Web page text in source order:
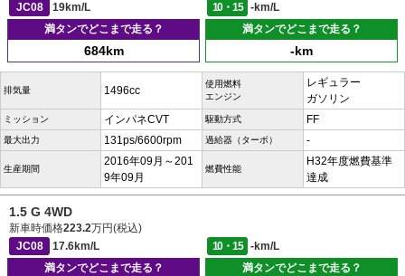
JC08
19km/L 10・15
-km/L
満タンでどこまで走る？
684km
満タンでどこまで走る？
-km
排気量 1496cc
使用燃料
エンジン
レギュラー
ガソリン
ミッション インパネCVT 駆動方式 FF
最大出力 131ps/6600rpm 過給器（ターボ） -
生産期間
2016年09月～201
9年09月
燃費性能
H32年度燃費基準
達成
1.5 G 4WD
新車時価格223.2万円(税込)
JC08
17.6km/L 10・15
-km/L
満タンでどこまで走る？
満タンでどこまで走る？